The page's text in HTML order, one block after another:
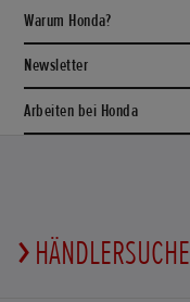
Warum Honda?
Newsletter
Arbeiten bei Honda
HÄNDLERSUCHE